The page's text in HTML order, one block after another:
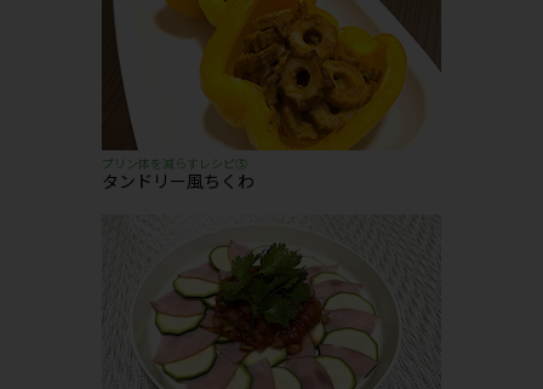
プリン体を減らすレシピ⑤
タンドリー風ちくわ